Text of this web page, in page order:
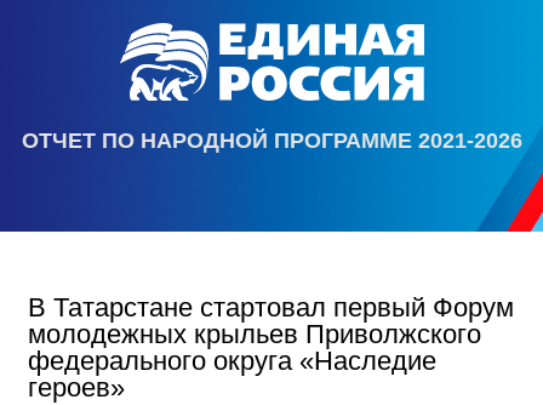
ОТЧЕТ ПО НАРОДНОЙ ПРОГРАММЕ 2021-2026
В Татарстане стартовал первый Форум
молодежных крыльев Приволжского
федерального округа «Наследие
героев»